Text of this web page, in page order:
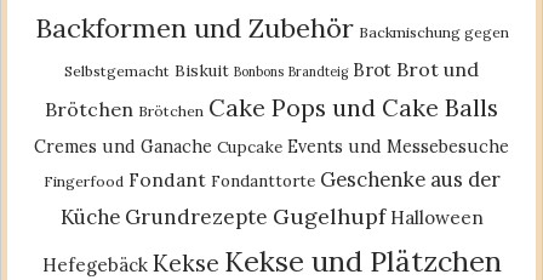
Backformen und Zubehör Backmischung gegen
Selbstgemacht Biskuit Bonbons Brandteig Brot Brot und
Brötchen Brötchen Cake Pops und Cake Balls
Cremes und Ganache Cupcake Events und Messebesuche
Fingerfood Fondant Fondanttorte Geschenke aus der
Küche Grundrezepte Gugelhupf Halloween
Hefegebäck Kekse Kekse und Plätzchen